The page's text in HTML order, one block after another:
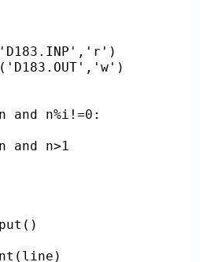
and n%i!=0:
and n>1